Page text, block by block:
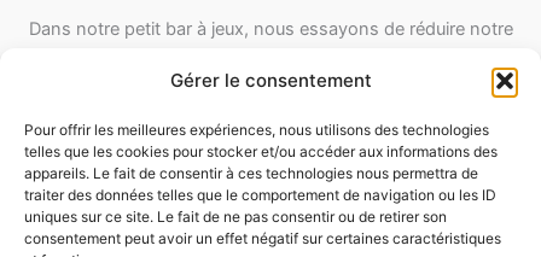
Gérer le consentement
Pour offrir les meilleures expériences, nous utilisons des technologies
telles que les cookies pour stocker et/ou accéder aux informations des
appareils. Le fait de consentir à ces technologies nous permettra de
traiter des données telles que le comportement de navigation ou les ID
uniques sur ce site. Le fait de ne pas consentir ou de retirer son
consentement peut avoir un effet négatif sur certaines caractéristiques
Dans notre petit bar à jeux, nous essayons de réduire notre
réutilisable ainsi qu’un minimum de matériel d’emballage lors de